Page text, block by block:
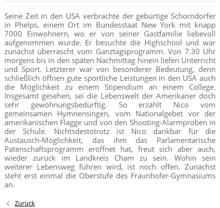
Seine Zeit in den USA verbrachte der gebürtige Schorndorfer
in Phelps, einem Ort im Bundesstaat New York mit knapp
7000 Einwohnern, wo er von seiner Gastfamilie liebevoll
aufgenommen wurde. Er besuchte die Highschool und war
zunächst überrascht vom Ganztagsprogramm. Von 7.30 Uhr
morgens bis in den späten Nachmittag hinein liefen Unterricht
und Sport. Letzterer war von besonderer Bedeutung, denn
schließlich öffnen gute sportliche Leistungen in den USA auch
die Möglichkeit zu einem Stipendium an einem College.
Insgesamt gesehen, sei die Lebenswelt der Amerikaner doch
sehr gewöhnungsbedürftig. So erzählt Nico vom
gemeinsamen Hymnensingen, vom Nationalgebet vor der
amerikanischen Flagge und von den Shooting-Alarmproben in
der Schule. Nichtsdestotrotz ist Nico dankbar für die
Austausch-Möglichkeit, das ihm das Parlamentarische
Patenschaftsprogramm eröffnet hat, freut sich aber auch,
wieder zurück im Landkreis Cham zu sein. Wohin sein
weiterer Lebensweg führen wird, ist noch offen. Zunächst
steht erst einmal die Oberstufe des Fraunhofer-Gymnasiums
an.
Zurück